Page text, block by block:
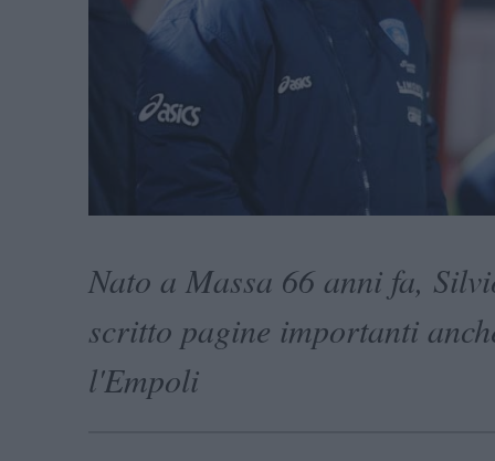
Nato a Massa 66 anni fa,
scritto pagine importanti
l'Empoli